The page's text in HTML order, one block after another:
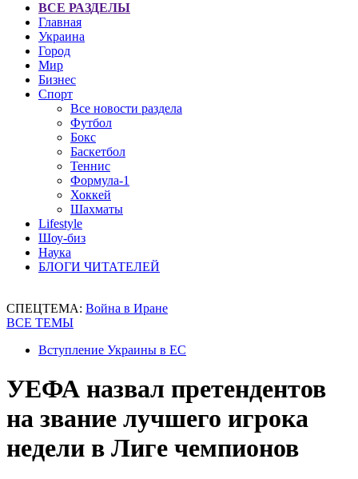
ВСЕ РАЗДЕЛЫ
Главная
Украина
Город
Мир
Бизнес
Спорт
Все новости раздела
Футбол
Бокс
Баскетбол
Теннис
Формула-1
Хоккей
Шахматы
Lifestyle
Шоу-биз
Наука
БЛОГИ ЧИТАТЕЛЕЙ
СПЕЦТЕМА: Война в Иране
ВСЕ ТЕМЫ
Вступление Украины в ЕС
УЕФА назвал претендентов
на звание лучшего игрока
недели в Лиге чемпионов